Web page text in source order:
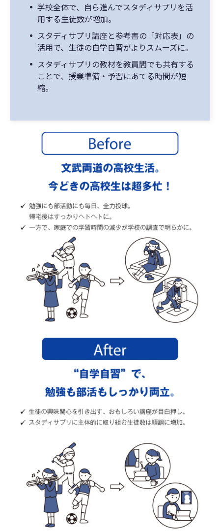
学校全体で、自ら進んでスタディサプリを活
用する生徒数が増加。
スタディサプリ講座と参考書の「対応表」の
活用で、生徒の自学自習がよりスムーズに。
スタディサプリの教材を教員間でも共有する
ことで、授業準備・予習にあてる時間が短
縮。